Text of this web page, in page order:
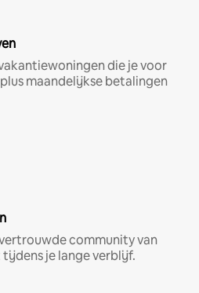
die je voor
maandelijkse betalingen
community van
je lange verblijf.